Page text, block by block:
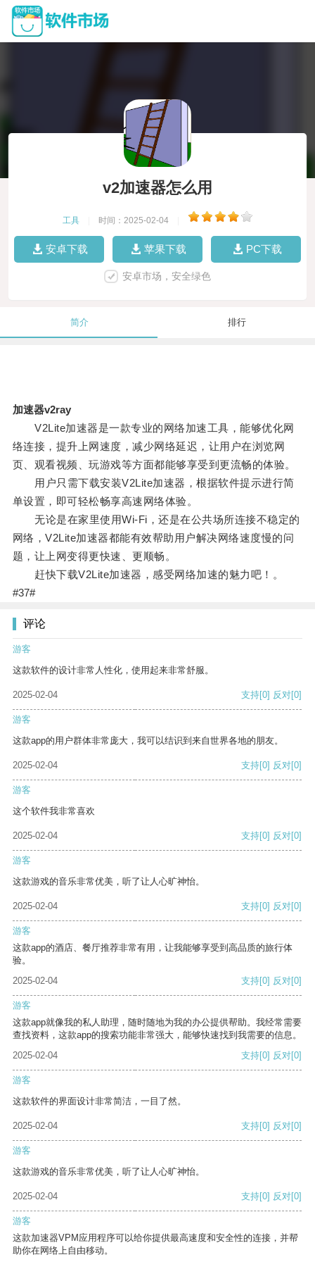
v2加速器怎么用
工具 时间：2025-02-04
安卓下载 苹果下载 PC下载
安卓市场，安全绿色
简介 排行
加速器v2ray
V2Lite加速器是一款专业的网络加速工具，能够优化网
络连接，提升上网速度，减少网络延迟，让用户在浏览网
页、观看视频、玩游戏等方面都能够享受到更流畅的体验。
用户只需下载安装V2Lite加速器，根据软件提示进行简
单设置，即可轻松畅享高速网络体验。
无论是在家里使用Wi-Fi，还是在公共场所连接不稳定的
网络，V2Lite加速器都能有效帮助用户解决网络速度慢的问
题，让上网变得更快速、更顺畅。
赶快下载V2Lite加速器，感受网络加速的魅力吧！。
#37#
评论
游客
这款软件的设计非常人性化，使用起来非常舒服。
2025-02-04 支持[0] 反对[0]
游客
这款app的用户群体非常庞大，我可以结识到来自世界各地的朋友。
2025-02-04 支持[0] 反对[0]
游客
这个软件我非常喜欢
2025-02-04 支持[0] 反对[0]
游客
这款游戏的音乐非常优美，听了让人心旷神怡。
2025-02-04 支持[0] 反对[0]
游客
这款app的酒店、餐厅推荐非常有用，让我能够享受到高品质的旅行体
验。
2025-02-04
支持[0] 反对[0]
游客
这款app就像我的私人助理，随时随地为我的办公提供帮助。我经常需要
查找资料，这款app的搜索功能非常强大，能够快速找到我需要的信息。
2025-02-04
支持[0] 反对[0]
游客
这款软件的界面设计非常简洁，一目了然。
2025-02-04 支持[0] 反对[0]
游客
这款游戏的音乐非常优美，听了让人心旷神怡。
2025-02-04 支持[0] 反对[0]
游客
这款加速器VPM应用程序可以给你提供最高速度和安全性的连接，并帮
助你在网络上自由移动。